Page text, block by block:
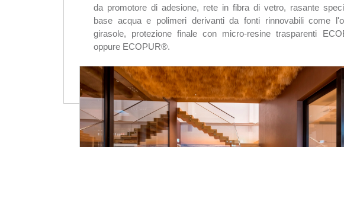
da promotore di adesione, rete in fibra di vetro, rasante
base acqua e polimeri derivanti da fonti rinnovabili come
girasole, protezione finale con micro-resine trasparenti
oppure ECOPUR®.